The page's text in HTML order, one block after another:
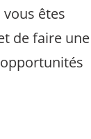
êtes
de faire une